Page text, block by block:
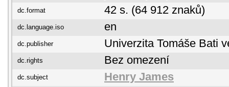
dc.format 42 s. (64 912 znaků)
dc.language.iso en
dc.publisher Univerzita Tomáše Bati
dc.rights Bez omezení
dc.subject Henry James